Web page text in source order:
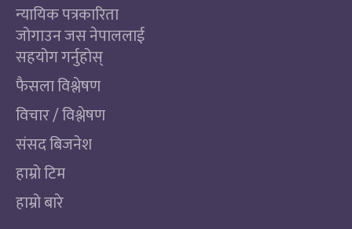
न्यायिक पत्रकारिता
जोगाउन जस नेपाललाई
सहयोग गर्नुहोस्
फैसला विश्लेषण
विचार / विश्लेषण
संसद बिजनेश
हाम्रो टिम
हाम्रो बारे